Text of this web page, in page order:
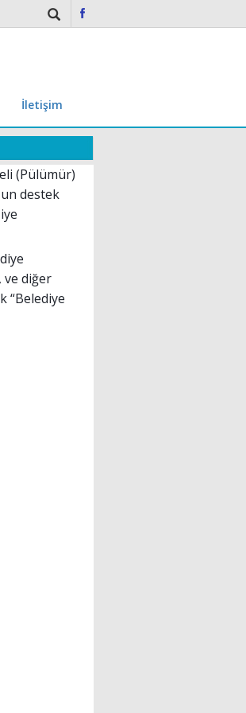
İletişim
(Pülümür)
destek
ve diğer
“Belediye